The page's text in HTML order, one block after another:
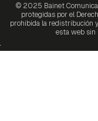
© 2025 Bainet
protegidas por el
prohibida la redistribución
esta web sin